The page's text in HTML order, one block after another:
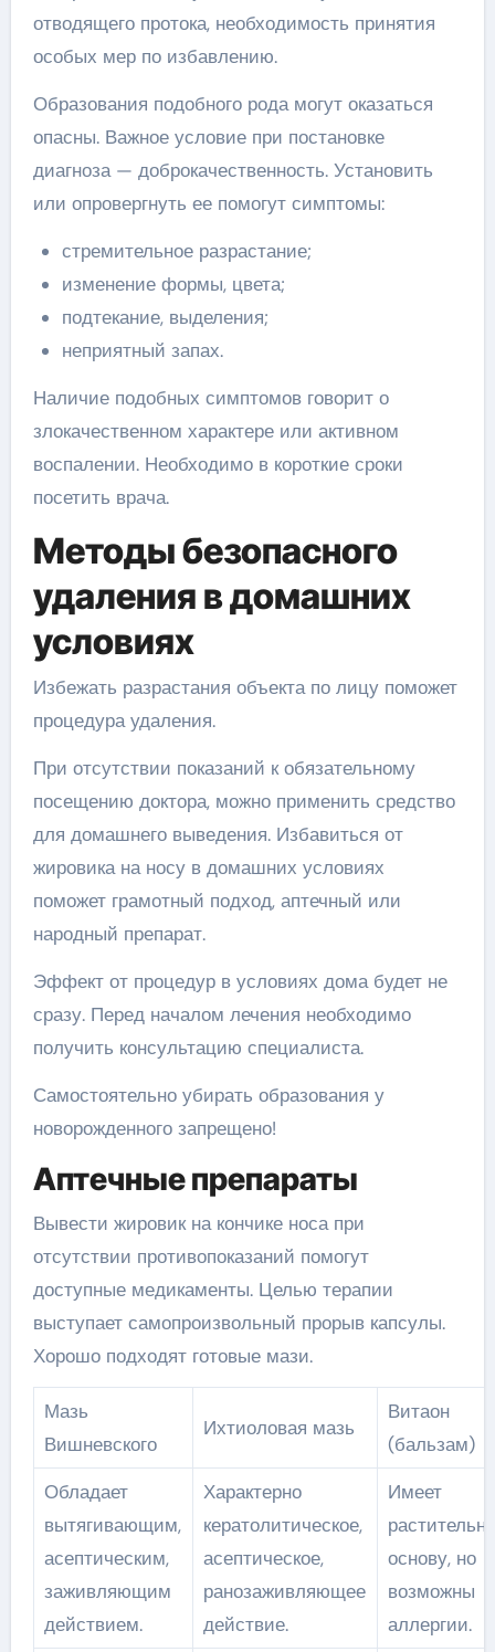
отводящего протока, необходимость принятия
особых мер по избавлению.
Образования подобного рода могут оказаться
опасны. Важное условие при постановке
диагноза — доброкачественность. Установить
или опровергнуть ее помогут симптомы:
стремительное разрастание;
изменение формы, цвета;
подтекание, выделения;
неприятный запах.
Наличие подобных симптомов говорит о
злокачественном характере или активном
воспалении. Необходимо в короткие сроки
посетить врача.
Методы безопасного
удаления в домашних
условиях
Избежать разрастания объекта по лицу поможет
процедура удаления.
При отсутствии показаний к обязательному
посещению доктора, можно применить средство
для домашнего выведения. Избавиться от
жировика на носу в домашних условиях
поможет грамотный подход, аптечный или
народный препарат.
Эффект от процедур в условиях дома будет не
сразу. Перед началом лечения необходимо
получить консультацию специалиста.
Самостоятельно убирать образования у
новорожденного запрещено!
Аптечные препараты
Вывести жировик на кончике носа при
отсутствии противопоказаний помогут
доступные медикаменты. Целью терапии
выступает самопроизвольный прорыв капсулы.
Хорошо подходят готовые мази.
Мазь
Вишневского
Ихтиоловая мазь
Витаон
(бальзам)
Обладает
вытягивающим,
асептическим,
заживляющим
действием.
Характерно
кератолитическое,
асептическое,
ранозаживляющее
действие.
Имеет
основу, но
возможны
аллергии.